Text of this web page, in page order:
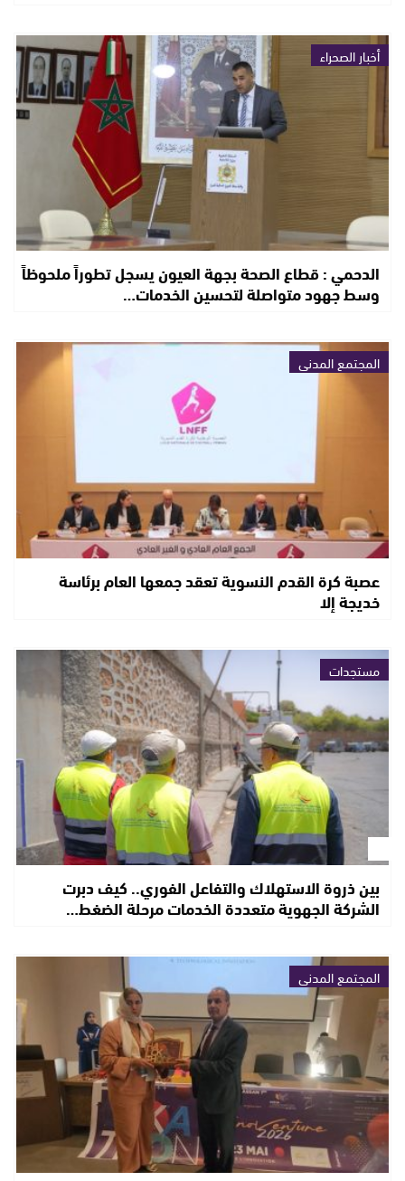
أخبار الصحراء
الدحمي : قطاع الصحة بجهة العيون يسجل تطوراً ملحوظاً
وسط جهود متواصلة لتحسين الخدمات…
المجتمع المدني
عصبة كرة القدم النسوية تعقد جمعها العام برئاسة
خديجة إلا
مستجدات
بين ذروة الاستهلاك والتفاعل الفوري.. كيف دبرت
الشركة الجهوية متعددة الخدمات مرحلة الضغط…
المجتمع المدني